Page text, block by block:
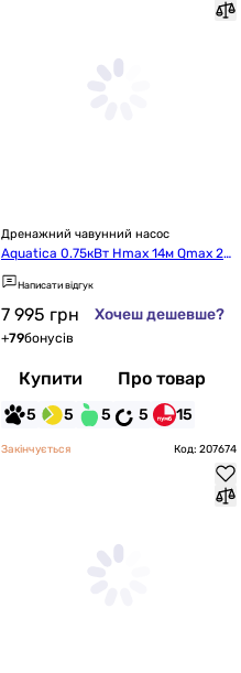
Дренажний чавунний насос
Aquatica 0.75кВт Hmax 14м Qmax 27
5л/хв (773422)
Написати відгук
7 995 грн Хочеш дешевше?
+79бонусів
Купити Про товар
5 5 5 5 15
Закінчується Код: 207674